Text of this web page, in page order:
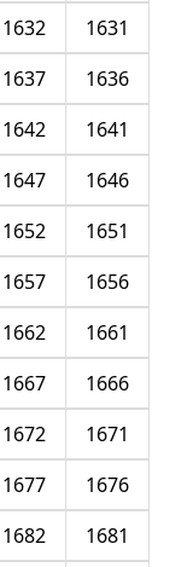
1631
1632
1636
1637
1641
1642
1646
1647
1651
1652
1656
1657
1661
1662
1666
1667
1671
1672
1676
1677
1681
1682